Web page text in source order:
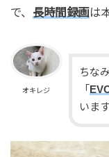
で、 長時間録画は
オキレジ
ちな
「
いま